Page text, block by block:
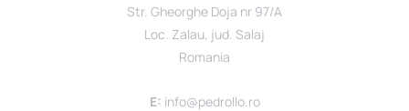
Str. Gheorghe Doja nr 97/A
Loc. Zalau, jud. Salaj
Romania
E: info@pedrollo.ro